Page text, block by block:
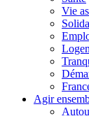
Vie
Agir